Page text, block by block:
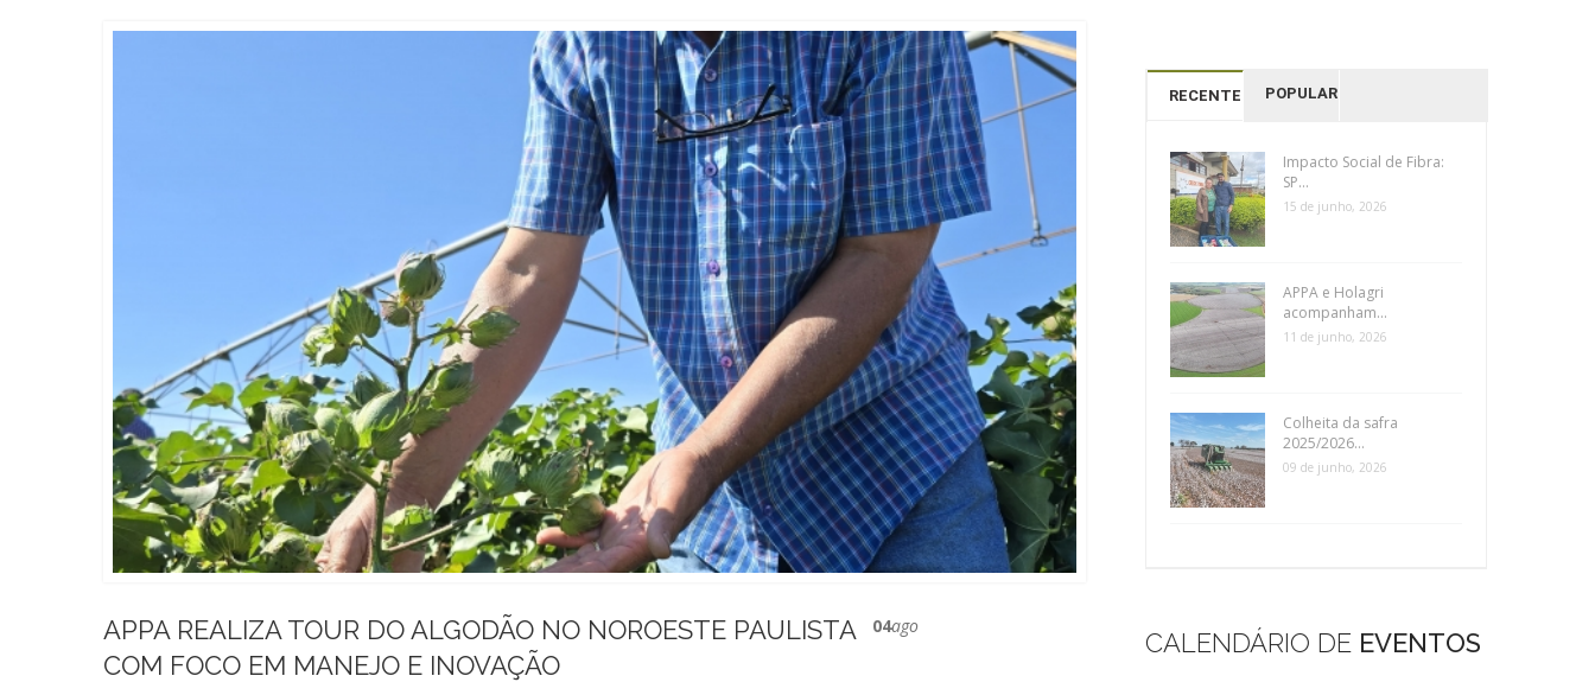
04ago
APPA REALIZA TOUR DO ALGODÃO NO NOROESTE PAULISTA
COM FOCO EM MANEJO E INOVAÇÃO
RECENTES POPULAR
Impacto Social de Fibra:
SP...
15 de junho, 2026
APPA e Holagri
acompanham...
11 de junho, 2026
Colheita da safra
2025/2026...
09 de junho, 2026
CALENDÁRIO DE EVENTOS